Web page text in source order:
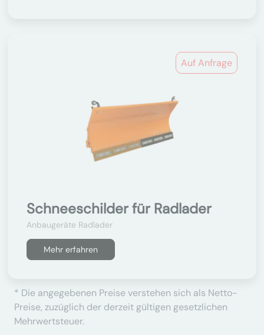
Auf Anfrage
Schneeschilder für Radlader
Anbaugeräte Radlader
Mehr erfahren
* Die angegebenen Preise verstehen sich als Netto-
Preise, zuzüglich der derzeit gültigen gesetzlichen
Mehrwertsteuer.